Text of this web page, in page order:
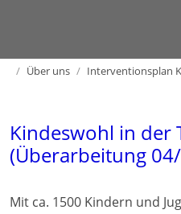
HomeÜber uns Interventionsplan
Kindeswohl in der
(Überarbeitung
Mit ca. 1500 Kindern und